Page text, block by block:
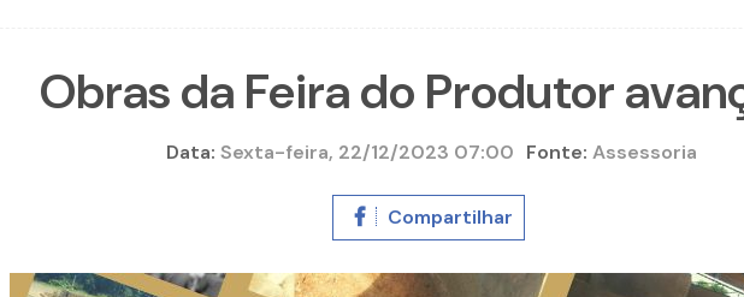
Obras da Feira do Produtor
Data: Sexta-feira, 22/12/2023 07:00 Fonte: Assessoria
Compartilhar